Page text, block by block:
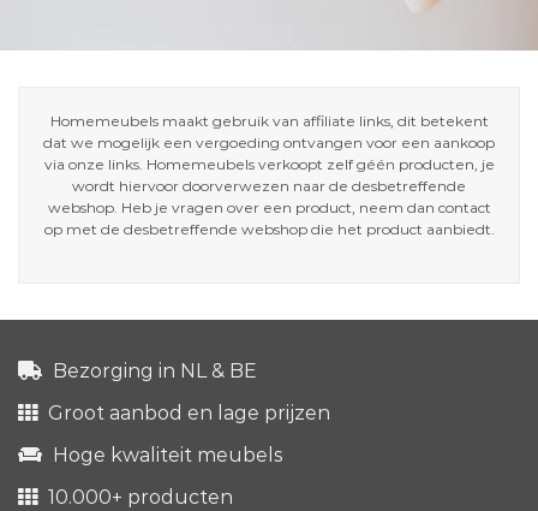
Homemeubels maakt gebruik van affiliate links, dit betekent
dat we mogelijk een vergoeding ontvangen voor een aankoop
via onze links. Homemeubels verkoopt zelf géén producten, je
wordt hiervoor doorverwezen naar de desbetreffende
webshop. Heb je vragen over een product, neem dan contact
op met de desbetreffende webshop die het product aanbiedt.
Bezorging in NL & BE
Groot aanbod en lage prijzen
Hoge kwaliteit meubels
10.000+ producten